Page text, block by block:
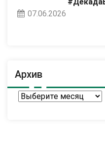
07.06.2026
Архив
Архив